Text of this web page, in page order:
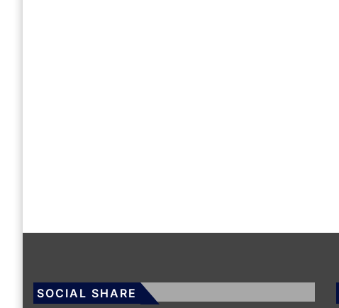
SOCIAL SHARE